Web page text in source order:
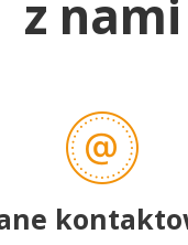
z nami